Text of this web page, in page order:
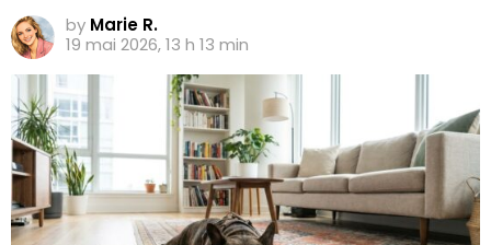
by Marie R.
19 mai 2026, 13 h 13 min